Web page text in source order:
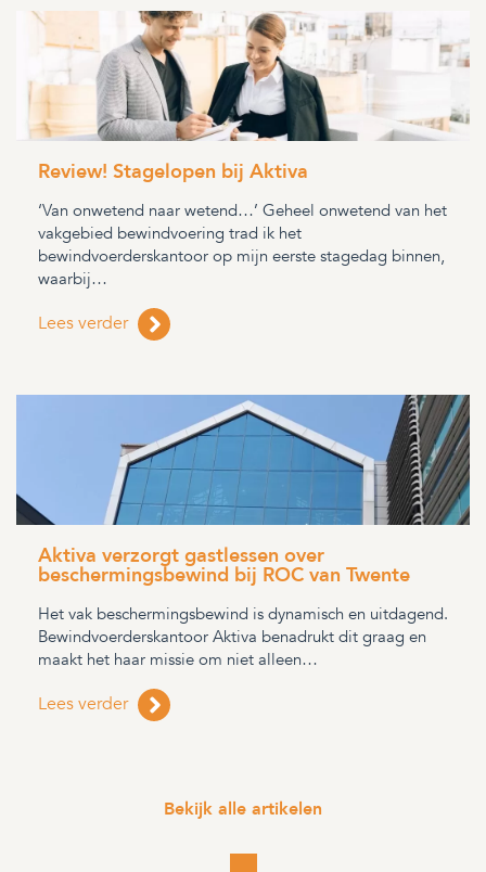
Review! Stagelopen bij Aktiva
‘Van onwetend naar wetend…’ Geheel onwetend van het
vakgebied bewindvoering trad ik het
bewindvoerderskantoor op mijn eerste stagedag binnen,
waarbij…
Lees verder
Aktiva verzorgt gastlessen over
beschermingsbewind bij ROC van Twente
Het vak beschermingsbewind is dynamisch en uitdagend.
Bewindvoerderskantoor Aktiva benadrukt dit graag en
maakt het haar missie om niet alleen…
Lees verder
Bekijk alle artikelen